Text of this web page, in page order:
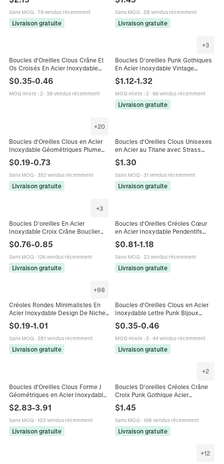
Serpent Dragon Croix Piercing
Bijoux
Sans MOQ · 79 vendus récemment
Livraison gratuite
Motif Géométrique Piercing Bijoux
Sans MOQ · 28 vendus récemment
Livraison gratuite
Boucles d'Oreilles Clous Crâne Et
Os Croisés En Acier Inoxydable
Pour Hommes Femmes Style
Gothique Dark Punk Bijoux Rétro
$0.35-0.46
MOQ mixte: 2· 38 vendus récemment
+3
Boucles D'oreilles Punk Gothiques
En Acier Inoxydable Vintage
Dragon Loup Crâne Tête De
Serpent Bijoux Rétro Pour Hommes
Femmes
$1.12-1.32
MOQ mixte: 2· 66 vendus récemment
Livraison gratuite
+20
Boucles d'Oreilles Clous en Acier
Inoxydable Géométriques Plume
Lune Cœur Strass Boucles
d'Oreilles Femmes Hommes Or
Argent Bijoux
$0.19-0.73
Sans MOQ · 352 vendus récemment
Livraison gratuite
Boucles d'Oreilles Clous Unisexes
en Acier au Titane avec Strass
Carré Style Hip Hop Luxe Léger
Bijoux Mode
$1.30
Sans MOQ · 31 vendus récemment
Livraison gratuite
+3
Boucles D'oreilles En Acier
Inoxydable Croix Crâne Bouclier
Pique Punk Gothique Rétro Style
Hommes Femmes
$0.76-0.85
Sans MOQ · 126 vendus récemment
Livraison gratuite
Boucles d'Oreilles Créoles Cœur
en Acier Inoxydable Pendentifs
Rayons de Soleil Ajourés Bijoux de
Mode Cadeau pour Femmes Filles
$0.81-1.18
Sans MOQ · 23 vendus récemment
Livraison gratuite
+98
Créoles Rondes Minimalistes En
Acier Inoxydable Design De Niche
Galvanisé Polyvalentes Pour
Hommes Et Femmes
$0.19-1.01
Sans MOQ · 281 vendus récemment
Livraison gratuite
Boucles d'Oreilles Clous en Acier
Inoxydable Lettre Punk Bijoux
Galvanisés Vintage Unisex Hip Hop
Street Rock
$0.35-0.46
MOQ mixte: 2· 44 vendus récemment
Livraison gratuite
Boucles d'Oreilles Clous Forme J
Géométriques en Acier Inoxydable
Mode pour Femmes
$2.83-3.91
Sans MOQ · 102 vendus récemment
Livraison gratuite
+2
Boucles D'oreilles Créoles Crâne
Croix Punk Gothique Acier
Pour Hommes Femmes Bijoux
$1.45
Sans MOQ · 168 vendus récemment
Livraison gratuite
+12